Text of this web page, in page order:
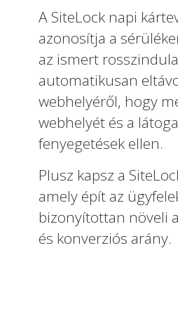
A SiteLock napi
azonosítja a
az ismert
automatikusan
webhelyéről, hogy
webhelyét és a
fenyegetések ellen.
Plusz kapsz a
amely épít az
bizonyítottan növeli
és konverziós arány.